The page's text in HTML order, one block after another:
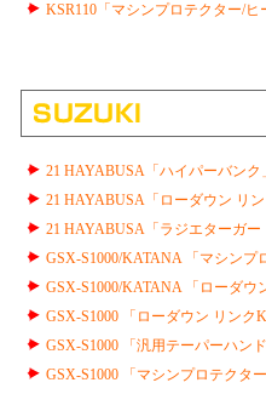
KSR110「マシンプロテクター/ヒ
21 HAYABUSA「ハイパーバンク
21 HAYABUSA「ローダウン リ
21 HAYABUSA「ラジエターガー
GSX-S1000/KATANA 「マシンプ
GSX-S1000/KATANA 「ローダウ
GSX-S1000 「ローダウン リンク
GSX-S1000 「汎用テーパーハン
GSX-S1000 「マシンプロテクタ